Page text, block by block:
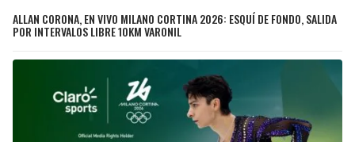
ALLAN CORONA, EN VIVO MILANO CORTINA 2026: ESQUÍ DE FONDO, SALIDA
POR INTERVALOS LIBRE 10KM VARONIL